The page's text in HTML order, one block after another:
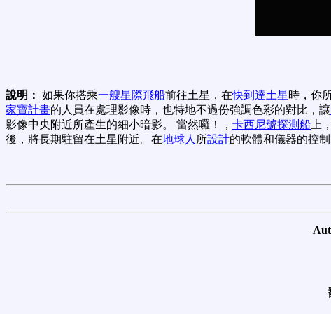
說明： 如果你搭乘一艘星際飛船前往土星，在快到達土星時，你
家寶計畫的人員在處理影像時，也特地不過份強調色彩的對比，讓
影像中央附近所產生的細小暗影。 當然囉！， 卡西尼號探測船上
後，將長期駐留在土星附近。在地球人所設計的軟體和儀器的控